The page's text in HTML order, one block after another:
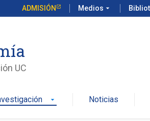
ADMISIÓN Medios arrow_drop_down
UC
arrow_drop_down Noticias